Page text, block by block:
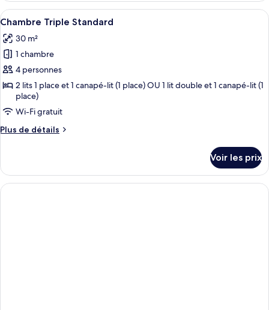
vue
fleuve
type
de
Chambre
Quadruple
Standard,
vue
fleuve
Afficher
toutes
les
photos
pour
ce
type
de
chambre :
Standard
Une chambre à coucher
6
Chambre Triple Standard
30 m²
1 chambre
4 personnes
2 lits 1 place et 1 canapé-lit (1 place) OU 1 lit double et 1 canapé-lit (1
place)
Wi-Fi gratuit
Plus de détails
Plus
le
type
de
Voir les prix